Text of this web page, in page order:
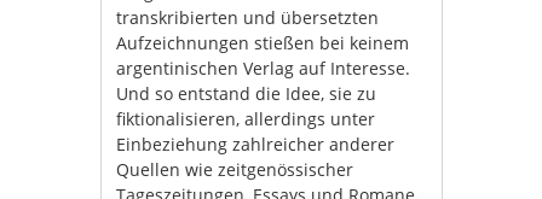
transkribierten und übersetzten
Aufzeichnungen stießen bei keinem
argentinischen Verlag auf Interesse.
Und so entstand die Idee, sie zu
fiktionalisieren, allerdings unter
Einbeziehung zahlreicher anderer
Quellen wie zeitgenössischer